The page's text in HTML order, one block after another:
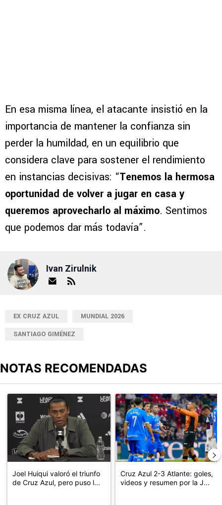
En esa misma línea, el atacante insistió en la
importancia de mantener la confianza sin
perder la humildad, en un equilibrio que
considera clave para sostener el rendimiento
en instancias decisivas: “Tenemos la hermosa
oportunidad de volver a jugar en casa y
queremos aprovecharlo al máximo. Sentimos
que podemos dar más todavía”.
Ivan Zirulnik
EX CRUZ AZUL
MUNDIAL 2026
SANTIAGO GIMÉNEZ
NOTAS RECOMENDADAS
Un artículo de tendencia con el título "Joel Huiqui valoró el
Joel Huiqui valoró el triunfo
de Cruz Azul, pero puso l...
Un artículo de tendencia con el
Cruz Azul 2-3 Atlante: goles,
videos y resumen por la J...